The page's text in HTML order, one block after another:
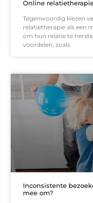
Online
Tegenwoordig kiezen
relatietherapie als een
om hun relatie te
voordelen, zoals
Inconsistente
mee om?